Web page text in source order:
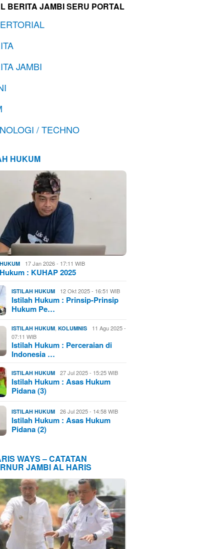
BERITA JAMBI SERU PORTAL
JAMBI
/ TECHNO
HUKUM
17 Jan 2026 - 17:11 WIB
: KUHAP 2025
ISTILAH HUKUM 12 Okt 2025 - 16:51 WIB
Istilah Hukum : Prinsip-Prinsip
Hukum Pe…
ISTILAH HUKUM ,KOLUMNIS
11 Agu 2025 -
07:11 WIB
Istilah Hukum : Perceraian di
Indonesia …
ISTILAH HUKUM 27 Jul 2025 - 15:25 WIB
Istilah Hukum : Asas Hukum
Pidana (3)
ISTILAH HUKUM 26 Jul 2025 - 14:58 WIB
Istilah Hukum : Asas Hukum
Pidana (2)
WAYS – CATATAN
JAMBI AL HARIS